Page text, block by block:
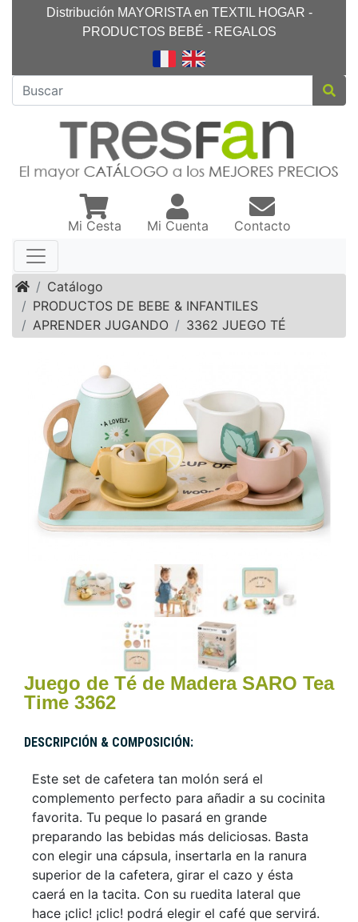
Distribución MAYORISTA en TEXTIL HOGAR -
PRODUCTOS BEBÉ - REGALOS
Mi Cesta Mi Cuenta Contacto
InicioCatálogo
PRODUCTOS DE BEBE & INFANTILES
APRENDER JUGANDO
3362 JUEGO TÉ
Juego de Té de Madera SARO Tea
Time 3362
DESCRIPCIÓN & COMPOSICIÓN:
Este set de cafetera tan molón será el
complemento perfecto para añadir a su cocinita
favorita. Tu peque lo pasará en grande
preparando las bebidas más deliciosas. Basta
con elegir una cápsula, insertarla en la ranura
superior de la cafetera, girar el cazo y ésta
caerá en la tacita. Con su ruedita lateral que
hace ¡clic! ¡clic! podrá elegir el café que servirá.